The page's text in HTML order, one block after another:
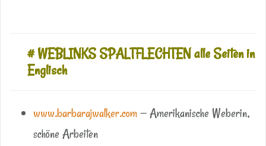
# WEBLINKS SPALTFLECHTEN alle Seiten in
Englisch
www.barbarajwalker.com— Amerikanische Weberin,
schöne Arbeiten